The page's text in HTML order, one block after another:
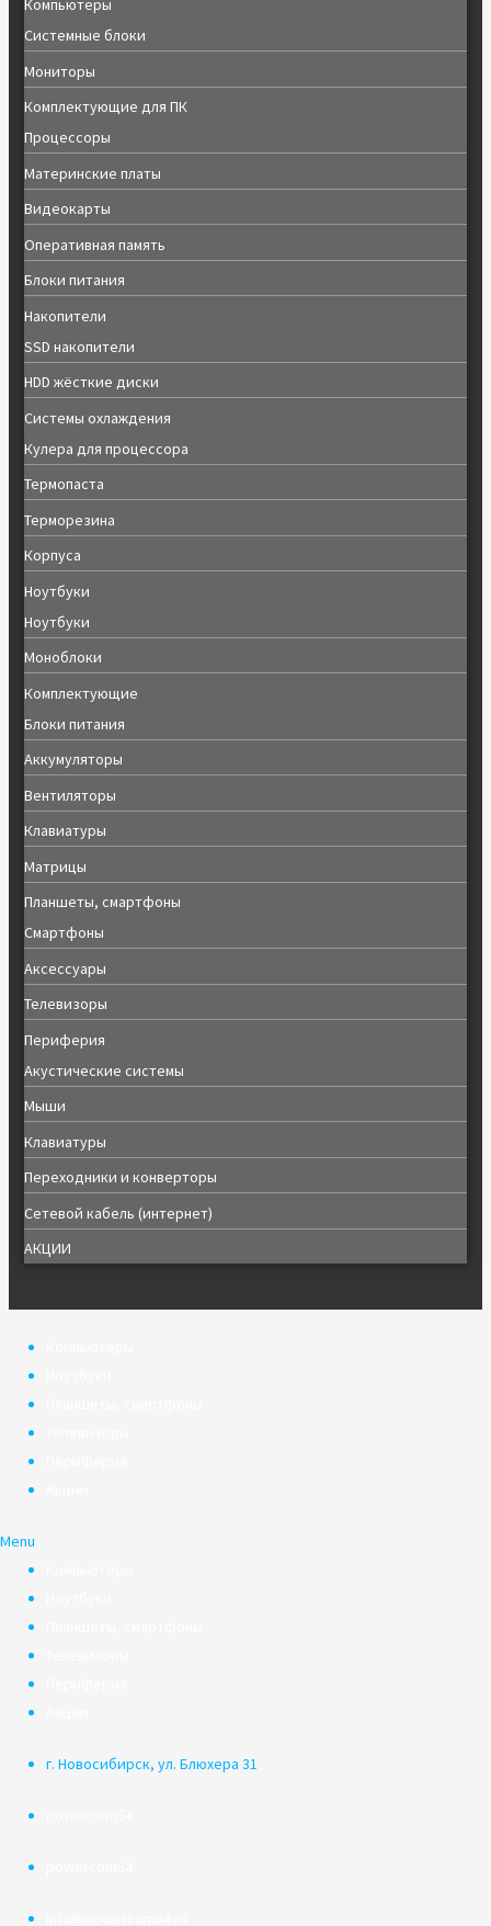
Компьютеры
Системные блоки
Мониторы
Комплектующие для ПК
Процессоры
Материнские платы
Видеокарты
Оперативная память
Блоки питания
Накопители
SSD накопители
HDD жёсткие диски
Системы охлаждения
Кулера для процессора
Термопаста
Терморезина
Корпуса
Ноутбуки
Ноутбуки
Моноблоки
Комплектующие
Блоки питания
Аккумуляторы
Вентиляторы
Клавиатуры
Матрицы
Планшеты, смартфоны
Смартфоны
Аксессуары
Телевизоры
Периферия
Акустические системы
Мыши
Клавиатуры
Переходники и конверторы
Сетевой кабель (интернет)
АКЦИИ
Menu
г. Новосибирск, ул. Блюхера 31